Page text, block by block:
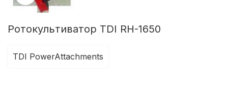
Ротокультиватор TDI RH-1650
TDI PowerAttachments